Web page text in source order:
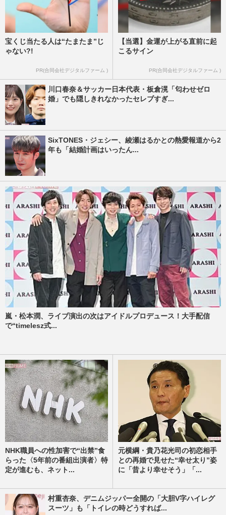
宝くじ当たる人は“たまたま”じ
ゃない?!
PR(合同会社デジタルファーム )
【当選】金運が上がる直前に起
こるサイン
PR(合同会社デジタルファーム )
川口春奈＆サッカー日本代表・板倉滉「匂わせゼロ
婚」でも隠しきれなかったセレブすぎ...
SixTONES・ジェシー、綾瀬はるかとの熱愛報道から2
年も「結婚計画はいったん...
嵐・松本潤、ライブ演出の次はアイドルプロデュース！大手配信
で“timelesz式...
NHK職員への性加害で“出禁”食
らった〈5年前の番組出演者〉特
定が進むも、ネット...
元横綱・貴乃花光司の初恋相手
との再婚で見せた“幸せ太り”姿
に「昔より幸せそう」「...
村重杏奈、デニムジッパー全開の「大胆V字ハイレグ
スーツ」も「トイレの時どうすれば...